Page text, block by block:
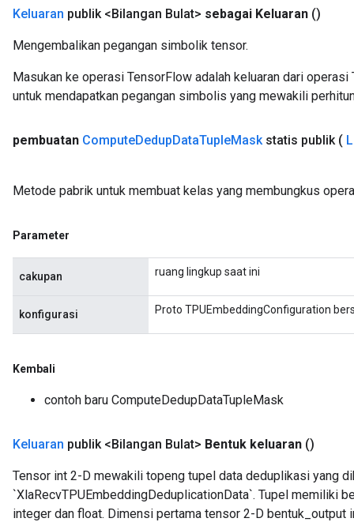
Keluaran publik <Bilangan Bulat> sebagai Keluaran ()
Mengembalikan pegangan simbolik tensor.
Masukan ke operasi TensorFlow adalah keluaran dari
untuk mendapatkan pegangan simbolis yang mewakili
pembuatan ComputeDedupDataTupleMaskstatis publik (
Metode pabrik untuk membuat kelas yang membungkus
Parameter
cakupan ruang lingkup saat ini
konfigurasi Proto TPUEmbeddingConfiguration
Kembali
contoh baru ComputeDedupDataTupleMask
Keluaran publik <Bilangan Bulat> Bentuk keluaran ()
Tensor int 2-D mewakili topeng tupel data deduplikasi yang
`XlaRecvTPUEmbeddingDeduplicationData`. Tupel memiliki
integer dan float. Dimensi pertama tensor 2-D bentuk_output